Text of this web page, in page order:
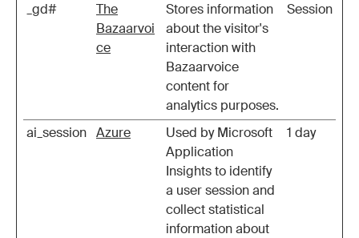
_gd#
The
Bazaarvoi
ce
Stores information
about the visitor's
interaction with
Bazaarvoice
content for
analytics purposes.
Session
ai_session Azure
Used by Microsoft
Application
Insights to identify
a user session and
collect statistical
information about
1 day